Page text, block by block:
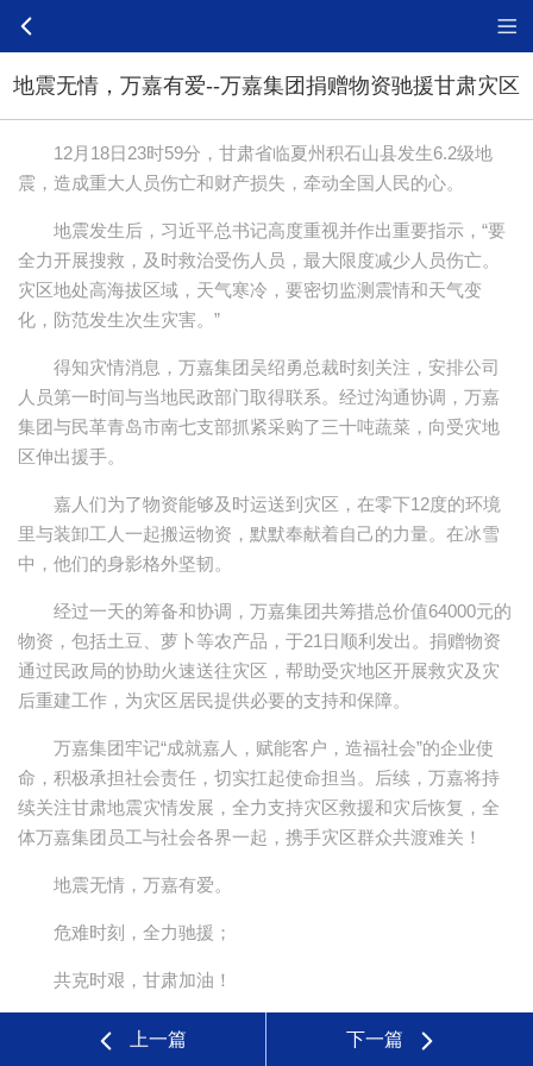
地震无情，万嘉有爱--万嘉集团捐赠物资驰援甘肃灾区
12月18日23时59分，甘肃省临夏州积石山县发生6.2级地
震，造成重大人员伤亡和财产损失，牵动全国人民的心。
地震发生后，习近平总书记高度重视并作出重要指示，“要
全力开展搜救，及时救治受伤人员，最大限度减少人员伤亡。
灾区地处高海拔区域，天气寒冷，要密切监测震情和天气变
化，防范发生次生灾害。”
得知灾情消息，万嘉集团吴绍勇总裁时刻关注，安排公司
人员第一时间与当地民政部门取得联系。经过沟通协调，万嘉
集团与民革青岛市南七支部抓紧采购了三十吨蔬菜，向受灾地
区伸出援手。
嘉人们为了物资能够及时运送到灾区，在零下12度的环境
里与装卸工人一起搬运物资，默默奉献着自己的力量。在冰雪
中，他们的身影格外坚韧。
经过一天的筹备和协调，万嘉集团共筹措总价值64000元的
物资，包括土豆、萝卜等农产品，于21日顺利发出。捐赠物资
通过民政局的协助火速送往灾区，帮助受灾地区开展救灾及灾
后重建工作，为灾区居民提供必要的支持和保障。
万嘉集团牢记“成就嘉人，赋能客户，造福社会”的企业使
命，积极承担社会责任，切实扛起使命担当。后续，万嘉将持
续关注甘肃地震灾情发展，全力支持灾区救援和灾后恢复，全
体万嘉集团员工与社会各界一起，携手灾区群众共渡难关！
地震无情，万嘉有爱。
危难时刻，全力驰援；
共克时艰，甘肃加油！
上一篇 下一篇